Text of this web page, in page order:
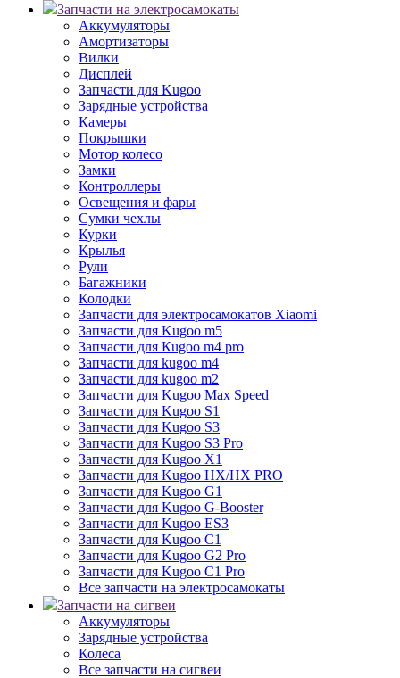
Запчасти на электросамокаты
Аккумуляторы
Амортизаторы
Вилки
Дисплей
Запчасти для Kugoo
Зарядные устройства
Камеры
Покрышки
Мотор колесо
Замки
Контроллеры
Освещения и фары
Сумки чехлы
Курки
Крылья
Рули
Багажники
Колодки
Запчасти для электросамокатов Xiaomi
Запчасти для Kugoo m5
Запчасти для Кugoo m4 pro
Запчасти для kugoo m4
Запчасти для kugoo m2
Запчасти для Kugoo Max Speed
Запчасти для Kugoo S1
Запчасти для Kugoo S3
Запчасти для Kugoo S3 Pro
Запчасти для Kugoo X1
Запчасти для Kugoo HX/HX PRO
Запчасти для Kugoo G1
Запчасти для Kugoo G-Booster
Запчасти для Kugoo ES3
Запчасти для Kugoo C1
Запчасти для Kugoo G2 Pro
Запчасти для Kugoo C1 Pro
Все запчасти на электросамокаты
Запчасти на сигвеи
Аккумуляторы
Зарядные устройства
Колеса
Все запчасти на сигвеи